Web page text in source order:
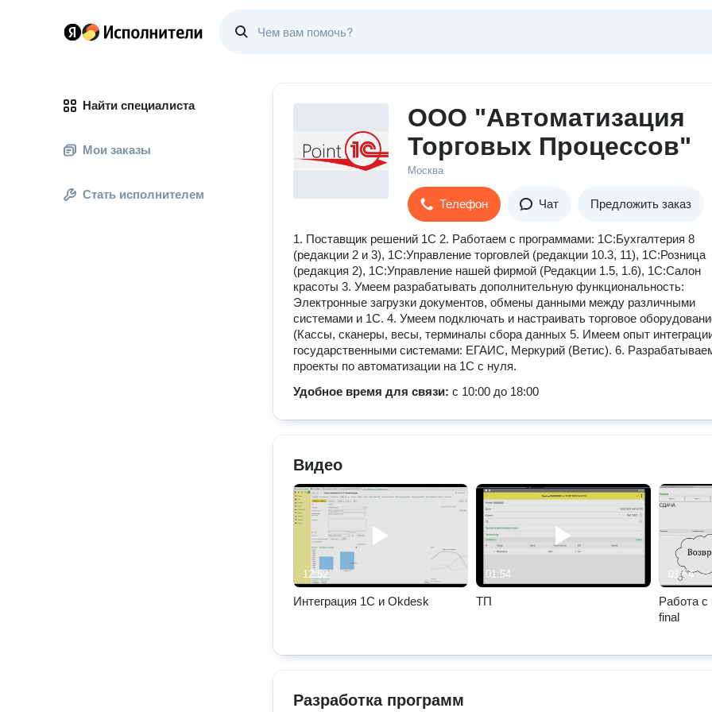
Найти специалиста
Мои заказы
Стать исполнителем
ООО "Автоматизация
Торговых Процессов"
Москва
Телефон Чат Предложить заказ
1. Поставщик решений 1С 2. Работаем с программами: 1С:Бухгалтерия 8
(редакции 2 и 3), 1С:Управление торговлей (редакции 10.3, 11), 1С:Розница
(редакция 2), 1С:Управление нашей фирмой (Редакции 1.5, 1.6), 1С:Салон
красоты 3. Умеем разрабатывать дополнительную функциональность:
Электронные загрузки документов, обмены данными между различными
системами и 1С. 4. Умеем подключать и настраивать торговое
(Кассы, сканеры, весы, терминалы сбора данных 5. Имеем опыт
государственными системами: ЕГАИС, Меркурий (Ветис). 6.
проекты по автоматизации на 1С с нуля.
Удобное время для связи: с 10:00 до 18:00
Видео
12:52
Интеграция 1С и Okdesk
01:54
ТП
01:54
Работа с
final
Разработка программ